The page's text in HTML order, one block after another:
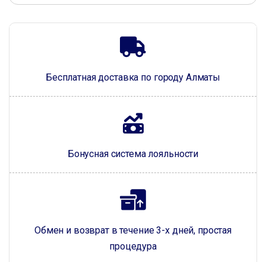
Бесплатная доставка по городу Алматы
Бонусная система лояльности
Обмен и возврат в течение 3-х дней, простая
процедура